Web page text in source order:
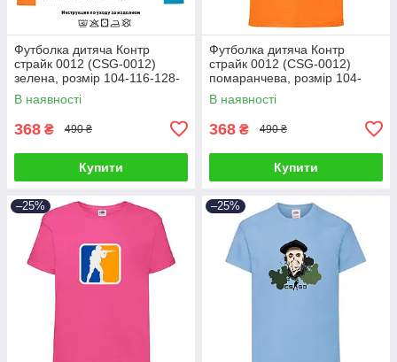
Футболка дитяча Контр
страйк 0012 (CSG-0012)
зелена, розмір 104-116-128-
140-152-164
В наявності
368 ₴ 490 ₴
Купити
Футболка дитяча Контр
страйк 0012 (CSG-0012)
помаранчева, розмір 104-
116-128-140-152-164
В наявності
368 ₴ 490 ₴
Купити
–25% –25%